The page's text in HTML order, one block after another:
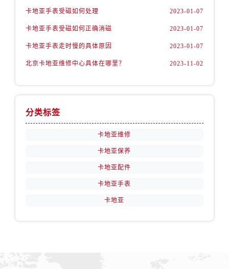
卡地亚手表受磁如何处理 2023-01-07
卡地亚手表受磁如何正确消磁 2023-01-07
卡地亚手表走时慢的具体原因 2023-01-07
北京卡地亚维修中心具体在哪里？ 2023-11-02
分类标签
卡地亚维修
卡地亚保养
卡地亚配件
卡地亚手表
卡地亚